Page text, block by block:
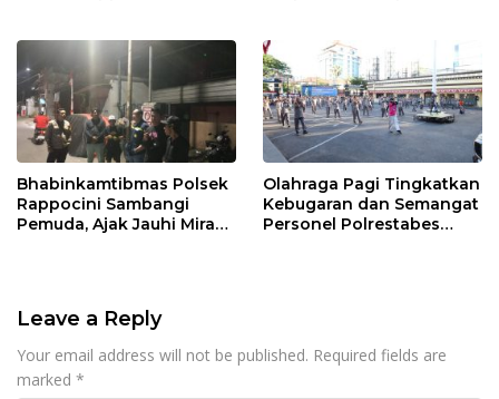
Bhabinkamtibmas Polsek
Rappocini Sambangi
Pemuda, Ajak Jauhi Miras,
Olahraga Pagi Tingkatkan
Kebugaran dan Semangat
Personel Polrestabes
Leave a Reply
Your email address will not be published. Required fields are
marked *